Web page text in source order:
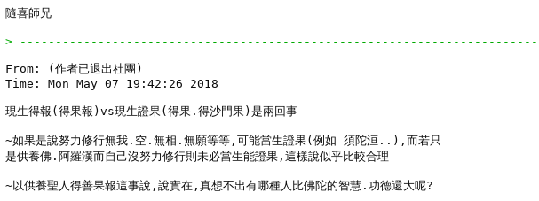
隨喜師兄
>
From: (作者已退出社團)
Time: Mon May 07 19:42:26 2018
現生得報(得果報)vs現生證果(得果.得沙門果)是兩回事
~如果是說努力修行無我.空.無相.無願等等,可能當生證果(例如 須陀洹..),而若只
是供養佛.阿羅漢而自己沒努力修行則未必當生能證果,這樣說似乎比較合理
~以供養聖人得善果報這事說,說實在,真想不出有哪種人比佛陀的智慧.功德還大呢?